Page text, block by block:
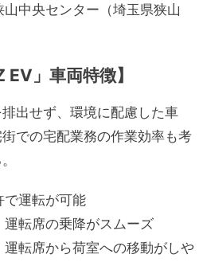
中央センター（埼玉県狭山
EV」車両特徴】
出せず、環境に配慮した車
での宅配業務の作業効率も考
で運転が可能
転席の乗降がスムーズ
転席から荷室への移動がしや